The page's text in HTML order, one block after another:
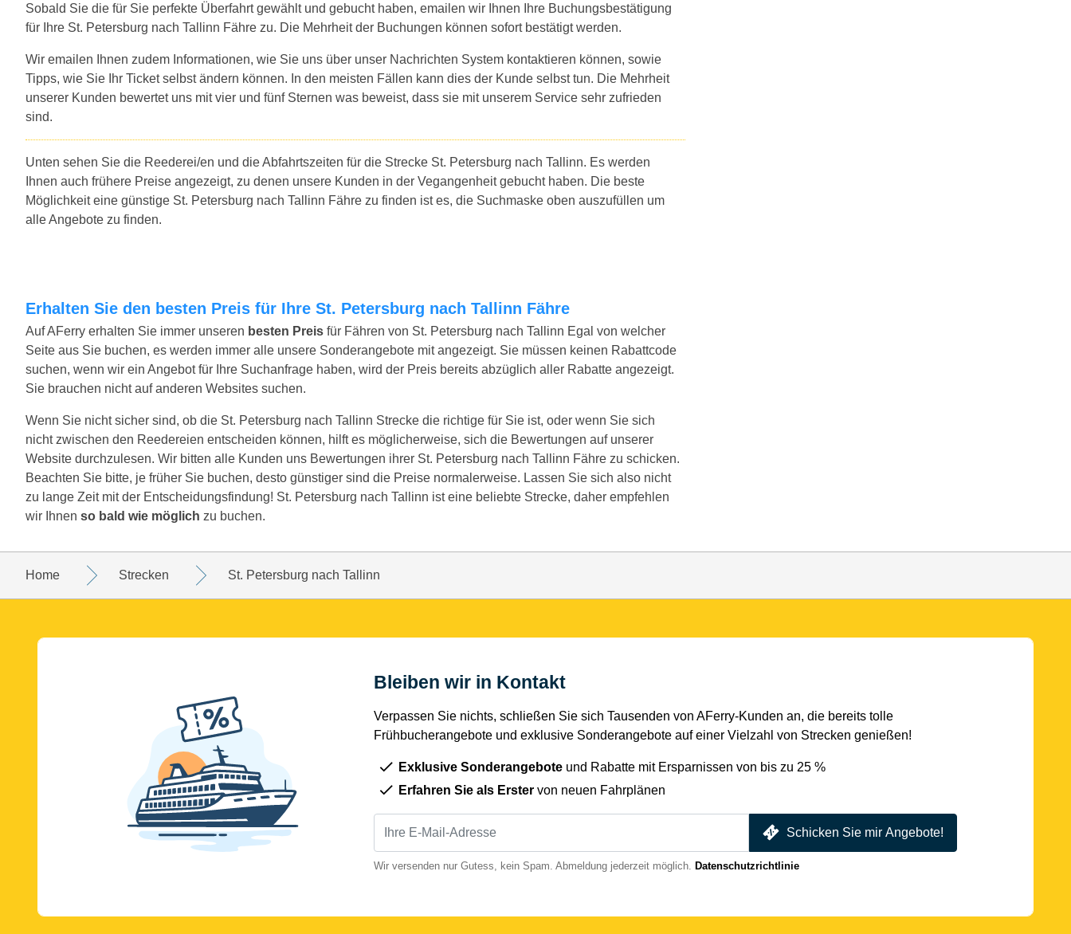
Sobald Sie die für Sie perfekte Überfahrt gewählt und gebucht haben, emailen wir Ihnen Ihre Buchungsbestätigung
für Ihre St. Petersburg nach Tallinn Fähre zu. Die Mehrheit der Buchungen können sofort bestätigt werden.
Wir emailen Ihnen zudem Informationen, wie Sie uns über unser Nachrichten System kontaktieren können, sowie
Tipps, wie Sie Ihr Ticket selbst ändern können. In den meisten Fällen kann dies der Kunde selbst tun. Die Mehrheit
unserer Kunden bewertet uns mit vier und fünf Sternen was beweist, dass sie mit unserem Service sehr zufrieden
sind.
Unten sehen Sie die Reederei/en und die Abfahrtszeiten für die Strecke St. Petersburg nach Tallinn. Es werden
Ihnen auch frühere Preise angezeigt, zu denen unsere Kunden in der Vegangenheit gebucht haben. Die beste
Möglichkeit eine günstige St. Petersburg nach Tallinn Fähre zu finden ist es, die Suchmaske oben auszufüllen um
alle Angebote zu finden.
Erhalten Sie den besten Preis für Ihre St. Petersburg nach Tallinn Fähre
Auf AFerry erhalten Sie immer unseren besten Preis für Fähren von St. Petersburg nach Tallinn Egal von welcher
Seite aus Sie buchen, es werden immer alle unsere Sonderangebote mit angezeigt. Sie müssen keinen Rabattcode
suchen, wenn wir ein Angebot für Ihre Suchanfrage haben, wird der Preis bereits abzüglich aller Rabatte angezeigt.
Sie brauchen nicht auf anderen Websites suchen.
Wenn Sie nicht sicher sind, ob die St. Petersburg nach Tallinn Strecke die richtige für Sie ist, oder wenn Sie sich
nicht zwischen den Reedereien entscheiden können, hilft es möglicherweise, sich die Bewertungen auf unserer
Website durchzulesen. Wir bitten alle Kunden uns Bewertungen ihrer St. Petersburg nach Tallinn Fähre zu schicken.
Beachten Sie bitte, je früher Sie buchen, desto günstiger sind die Preise normalerweise. Lassen Sie sich also nicht
zu lange Zeit mit der Entscheidungsfindung! St. Petersburg nach Tallinn ist eine beliebte Strecke, daher empfehlen
wir Ihnen so bald wie möglich zu buchen.
Home Strecken St. Petersburg nach Tallinn
Bleiben wir in Kontakt
Verpassen Sie nichts, schließen Sie sich Tausenden von AFerry-Kunden an, die bereits tolle
Frühbucherangebote und exklusive Sonderangebote auf einer Vielzahl von Strecken genießen!
Exklusive Sonderangebote und Rabatte mit Ersparnissen von bis zu 25 %
Erfahren Sie als Erster von neuen Fahrplänen
Schicken Sie mir Angebote!
Wir versenden nur Gutess, kein Spam. Abmeldung jederzeit möglich. Datenschutzrichtlinie